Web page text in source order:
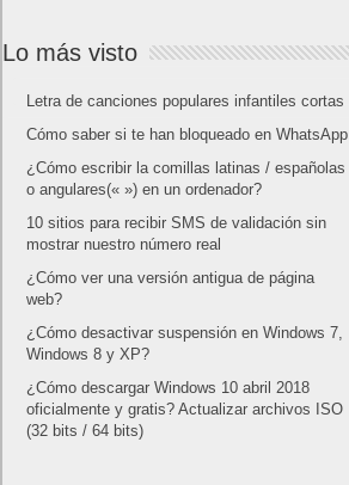
Lo más visto
Letra de canciones populares infantiles cortas
Cómo saber si te han bloqueado en WhatsApp
¿Cómo escribir la comillas latinas / españolas
o angulares(« ») en un ordenador?
10 sitios para recibir SMS de validación sin
mostrar nuestro número real
¿Cómo ver una versión antigua de página
web?
¿Cómo desactivar suspensión en Windows 7,
Windows 8 y XP?
¿Cómo descargar Windows 10 abril 2018
oficialmente y gratis? Actualizar archivos ISO
(32 bits / 64 bits)